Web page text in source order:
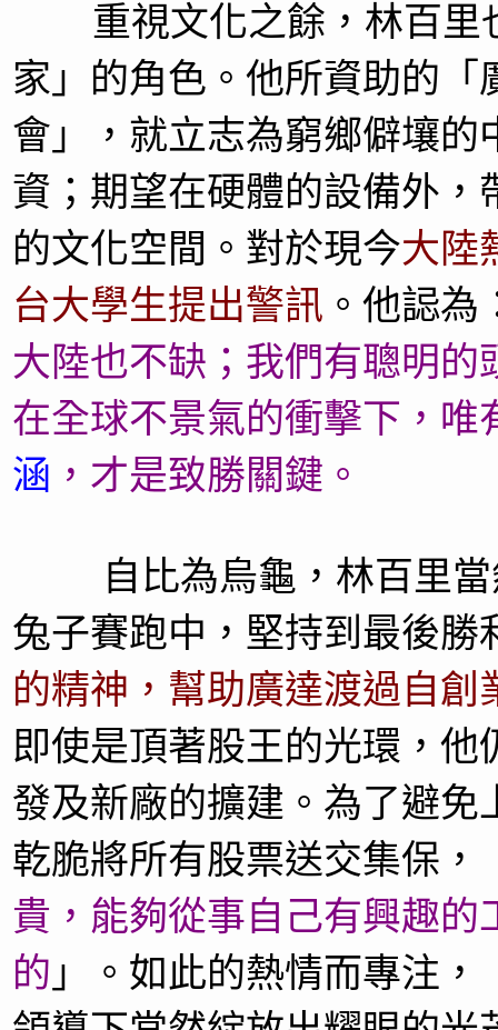
重視文化之餘，林百里
家」的角色。他所資助的「
會」，就立志為窮鄉僻壤的
資；期望在硬體的設備外，
的文化空間。 對於現今大陸
台大學生提出警訊 。他誋為
大陸也不缺；我們有聰明的
在全球不景氣的衝擊下，唯
涵 ，才是致勝關鍵。
自比為烏龜，林百里當
兔子賽跑中，堅持到最後勝
的精神，幫助廣達渡過自創
即使是頂著股王的光環，他
發及新廠的擴建。為了避免
乾脆將所有股票送交集保，
貴，能夠從事自己有興趣的
的 」。如此的熱情而專注